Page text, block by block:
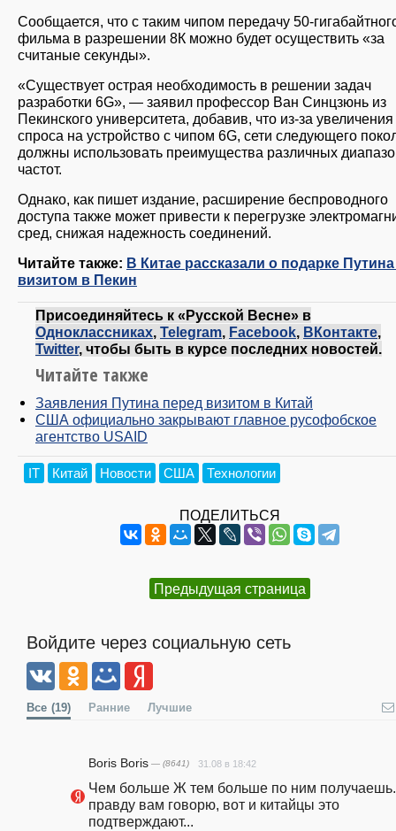
Сообщается, что с таким чипом передачу 50-
фильма в разрешении 8К можно будет осуществить «за
считаные секунды».
«Существует острая необходимость в решении задач
разработки 6G», — заявил профессор Ван Синцзюнь из
Пекинского университета, добавив, что из-за увеличения
спроса на устройство с чипом 6G, сети следующего
должны использовать преимущества различных
частот.
Однако, как пишет издание, расширение беспроводного
доступа также может привести к перегрузке
сред, снижая надежность соединений.
Читайте также: В Китае рассказали о подарке
визитом в Пекин
Присоединяйтесь к «Русской Весне» в
Одноклассниках, Telegram, Facebook, ВКонтакте,
Twitter, чтобы быть в курсе последних новостей.
Читайте также
Заявления Путина перед визитом в Китай
США официально закрывают главное русофобское
агентство USAID
IT Китай Новости США Технологии
ПОДЕЛИТЬСЯ
Предыдущая страница
Войдите через социальную сеть
Все (19) Ранние Лучшие
Boris Boris — (8641) 31.08 в 18:42
Чем больше Ж тем больше по ним
правду вам говорю, вот и китайцы это
подтверждают...